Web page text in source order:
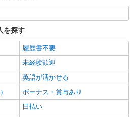
を探す
履歴書不要
未経験歓迎
英語が活かせる
ボーナス・賞与あり
日払い